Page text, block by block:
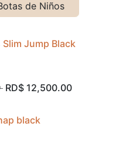
de Niños
Jump Black
RD$ 12,500.00
black